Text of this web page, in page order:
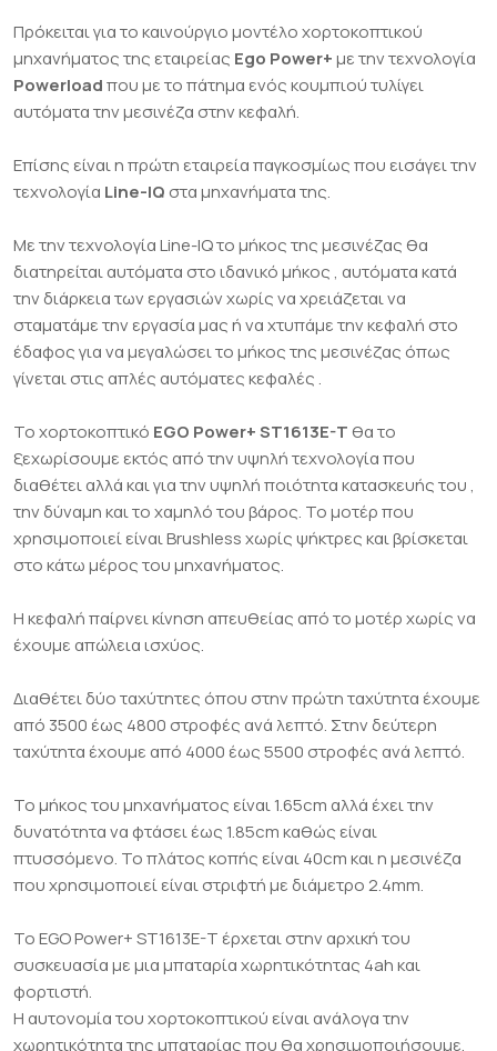
Πρόκειται για το καινούργιο μοντέλο χορτοκοπτικού
μηχανήματος της εταιρείας Ego Power+με την τεχνολογία
Powerloadπου με το πάτημα ενός κουμπιού τυλίγει
αυτόματα την μεσινέζα στην κεφαλή.
Επίσης είναι η πρώτη εταιρεία παγκοσμίως που εισάγει την
τεχνολογία Line-IQ στα μηχανήματα της.
Με την τεχνολογία Line-IQ το μήκος της μεσινέζας θα
διατηρείται αυτόματα στο ιδανικό μήκος , αυτόματα κατά
την διάρκεια των εργασιών χωρίς να χρειάζεται να
σταματάμε την εργασία μας ή να χτυπάμε την κεφαλή στο
έδαφος για να μεγαλώσει το μήκος της μεσινέζας όπως
γίνεται στις απλές αυτόματες κεφαλές .
Το χορτοκοπτικό EGO Power+ ST1613E-T θα το
ξεχωρίσουμε εκτός από την υψηλή τεχνολογία που
διαθέτει αλλά και για την υψηλή ποιότητα κατασκευής του ,
την δύναμη και το χαμηλό του βάρος. Το μοτέρ που
χρησιμοποιεί είναι Brushless χωρίς ψήκτρες και βρίσκεται
στο κάτω μέρος του μηχανήματος.
Η κεφαλή παίρνει κίνηση απευθείας από το μοτέρ χωρίς να
έχουμε απώλεια ισχύος.
Διαθέτει δύο ταχύτητες όπου στην πρώτη ταχύτητα έχουμε
από 3500 έως 4800 στροφές ανά λεπτό. Στην δεύτερη
ταχύτητα έχουμε από 4000 έως 5500 στροφές ανά λεπτό.
Το μήκος του μηχανήματος είναι 1.65cm αλλά έχει την
δυνατότητα να φτάσει έως 1.85cm καθώς είναι
πτυσσόμενο. Το πλάτος κοπής είναι 40cm και η μεσινέζα
που χρησιμοποιεί είναι στριφτή με διάμετρο 2.4mm.
Το EGO Power+ ST1613E-T έρχεται στην αρχική του
συσκευασία με μια μπαταρία χωρητικότητας 4ah και
φορτιστή.
Η αυτονομία του χορτοκοπτικού είναι ανάλογα την
χωρητικότητα της μπαταρίας που θα χρησιμοποιήσουμε.